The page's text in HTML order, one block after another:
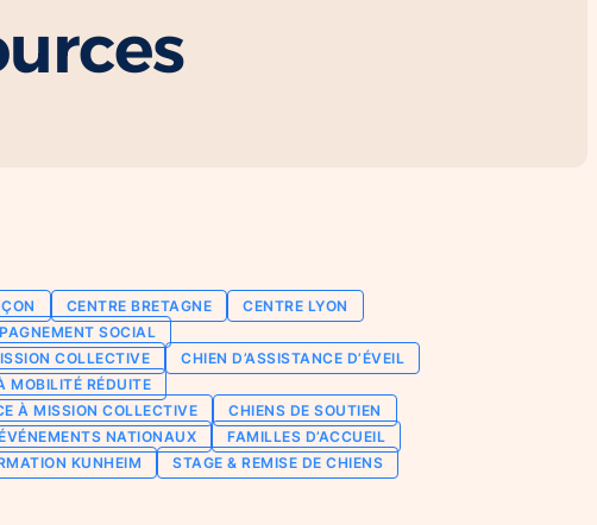
CENTRE BRETAGNE
CENTRE LYON
SOCIAL
COLLECTIVE
CHIEN D’ASSISTANCE D’ÉVEIL
MOBILITÉ RÉDUITE
À MISSION COLLECTIVE
CHIENS DE SOUTIEN
NATIONAUX
FAMILLES D’ACCUEIL
KUNHEIM STAGE & REMISE DE CHIENS